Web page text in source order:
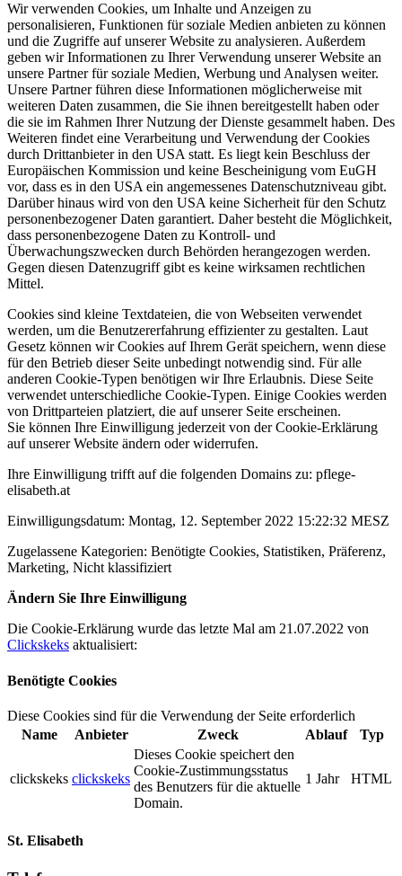
Wir verwenden Cookies, um Inhalte und Anzeigen zu
personalisieren, Funktionen für soziale Medien anbieten zu können
und die Zugriffe auf unserer Website zu analysieren. Außerdem
geben wir Informationen zu Ihrer Verwendung unserer Website an
unsere Partner für soziale Medien, Werbung und Analysen weiter.
Unsere Partner führen diese Informationen möglicherweise mit
weiteren Daten zusammen, die Sie ihnen bereitgestellt haben oder
die sie im Rahmen Ihrer Nutzung der Dienste gesammelt haben. Des
Weiteren findet eine Verarbeitung und Verwendung der Cookies
durch Drittanbieter in den USA statt. Es liegt kein Beschluss der
Europäischen Kommission und keine Bescheinigung vom EuGH
vor, dass es in den USA ein angemessenes Datenschutzniveau gibt.
Darüber hinaus wird von den USA keine Sicherheit für den Schutz
personenbezogener Daten garantiert. Daher besteht die Möglichkeit,
dass personenbezogene Daten zu Kontroll- und
Überwachungszwecken durch Behörden herangezogen werden.
Gegen diesen Datenzugriff gibt es keine wirksamen rechtlichen
Mittel.
Cookies sind kleine Textdateien, die von Webseiten verwendet
werden, um die Benutzererfahrung effizienter zu gestalten. Laut
Gesetz können wir Cookies auf Ihrem Gerät speichern, wenn diese
für den Betrieb dieser Seite unbedingt notwendig sind. Für alle
anderen Cookie-Typen benötigen wir Ihre Erlaubnis. Diese Seite
verwendet unterschiedliche Cookie-Typen. Einige Cookies werden
von Drittparteien platziert, die auf unserer Seite erscheinen.
Sie können Ihre Einwilligung jederzeit von der Cookie-Erklärung
auf unserer Website ändern oder widerrufen.
Ihre Einwilligung trifft auf die folgenden Domains zu: pflege-
elisabeth.at
Einwilligungsdatum: Montag, 12. September 2022 15:22:32 MESZ
Zugelassene Kategorien: Benötigte Cookies, Statistiken, Präferenz,
Marketing, Nicht klassifiziert
Ändern Sie Ihre Einwilligung
Die Cookie-Erklärung wurde das letzte Mal am 21.07.2022 von
Clickskeks aktualisiert:
Benötigte Cookies
Diese Cookies sind für die Verwendung der Seite erforderlich
Name
Anbieter Zweck Ablauf Typ
clickskeks clickskeks
Dieses Cookie speichert den
Cookie-Zustimmungsstatus
des Benutzers für die aktuelle
Domain.
1 Jahr HTML
St. Elisabeth